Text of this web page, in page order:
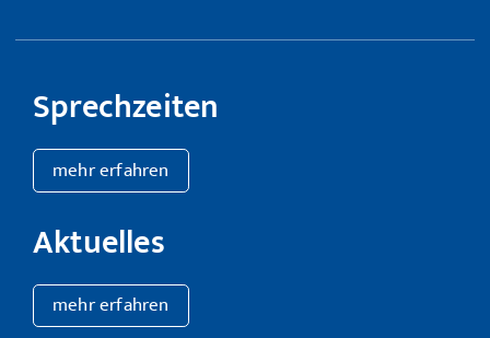
Sprechzeiten
mehr erfahren
Aktuelles
mehr erfahren